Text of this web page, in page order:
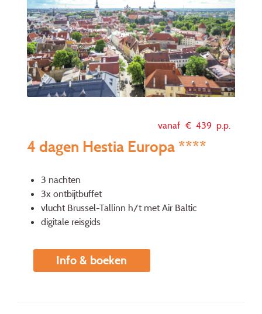
vanaf € 439 p.p.
4 dagen Hestia Europa ****
3 nachten
3x ontbijtbuffet
vlucht Brussel-Tallinn h/t met Air Baltic
digitale reisgids
Info & boeken